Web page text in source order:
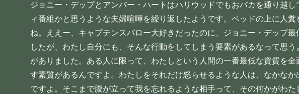
ジョニー・デップとアンバー・ハートはハリウッドでもおバカを通り越し
ィ番組かと思うような夫婦喧嘩を繰り返したようです。ベッドの上に人糞
ね。ええー、キャプテンスパロー大好きだったのに、ジョニー・デップ最
したが、わたし自分にも、そんな行動をしてしまう要素があるなって思う
がありました。ある人に限って、わたしという人間の一番最低な資質を全
す素質があるんですよ。わたしをそれだけ怒らせるような人は、なかなか
ですよ。そこまで腹が立って我を忘れるような相手って、その何かがわた